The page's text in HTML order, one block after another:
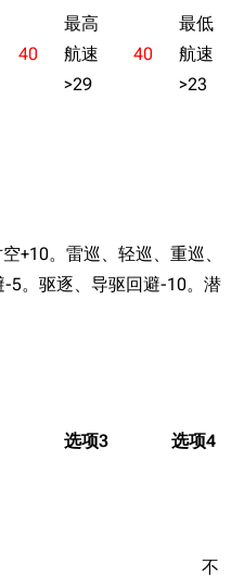
40
最高
航速
>29
40
最低
航速
>23
+10。雷巡、轻巡、重巡、
5。驱逐、导驱回避-10。潜
选项3 选项4
不